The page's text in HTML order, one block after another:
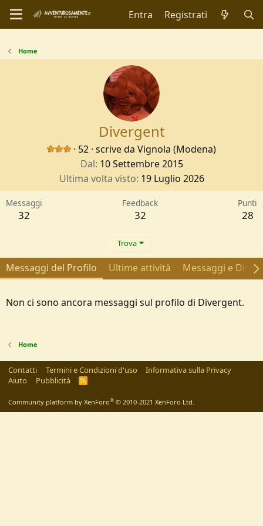
Entra Registrati
Home
Divergent
· 52 · scrive da Vignola (Modena)
Dal 10 Settembre 2015
Ultima volta visto 19 Luglio 2026
Messaggi
32
Feedback
32
Punti
28
Trova
Messaggi del Profilo Ultime attività Messaggi e
Non ci sono ancora messaggi sul profilo di Divergent.
Home
Contatti Termini e Condizioni d'uso
Informativa sulla Privacy
Aiuto
Pubblicità
R
Community platform by XenForo® © 2010-2021 XenForo Ltd.